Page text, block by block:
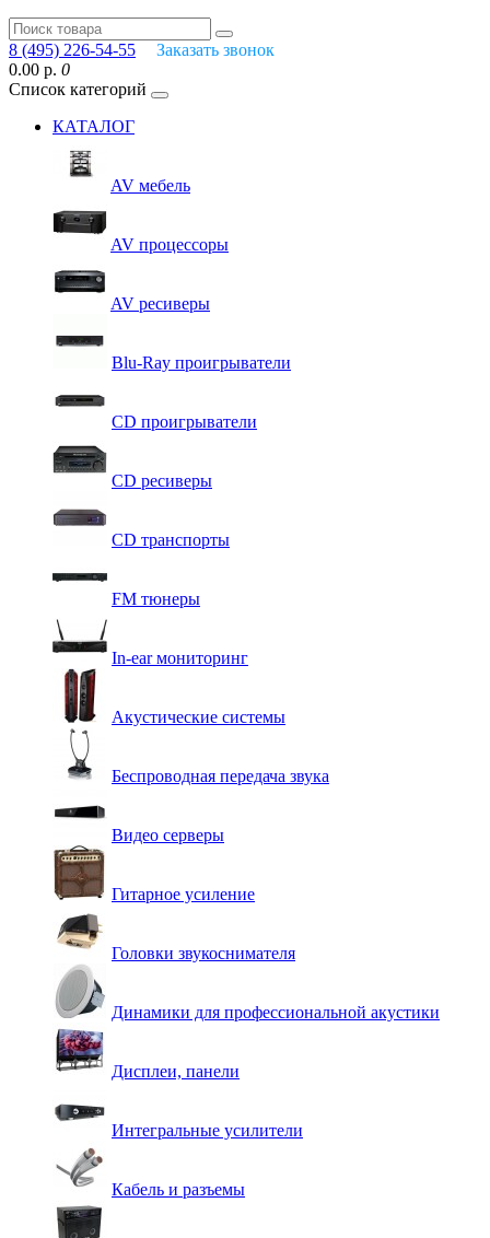
8 (495) 226-54-55
Заказать звонок
0.00 р. 0
Список категорий
КАТАЛОГ
AV мебель
AV процессоры
AV ресиверы
Blu-Ray проигрыватели
CD проигрыватели
CD ресиверы
CD транспорты
FM тюнеры
In-ear мониторинг
Акустические системы
Беспроводная передача звука
Видео серверы
Гитарное усиление
Головки звукоснимателя
Динамики для профессиональной акустики
Дисплеи, панели
Интегральные усилители
Кабель и разъемы